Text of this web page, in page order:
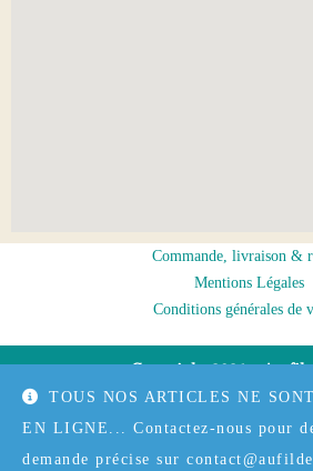
Commande, livraison &
Mentions Légales
Conditions générales de
Copyright 2021 – Au fil
Copyright 2026 - Au fil des iles -
TOUS NOS ARTICLES NE
EN LIGNE... Contactez-nous pour
demande précise sur